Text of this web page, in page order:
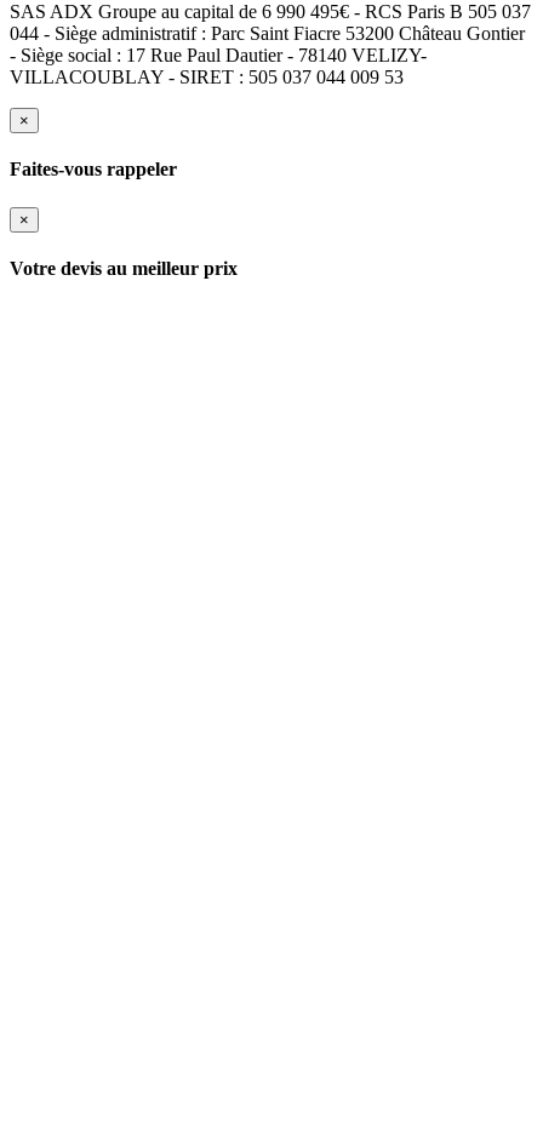
SAS ADX Groupe au capital de 6 990 495€ - RCS Paris B 505 037
044 - Siège administratif : Parc Saint Fiacre 53200 Château Gontier
- Siège social : 17 Rue Paul Dautier - 78140 VELIZY-
VILLACOUBLAY - SIRET : 505 037 044 009 53
×
Faites-vous rappeler
×
Votre devis au meilleur prix